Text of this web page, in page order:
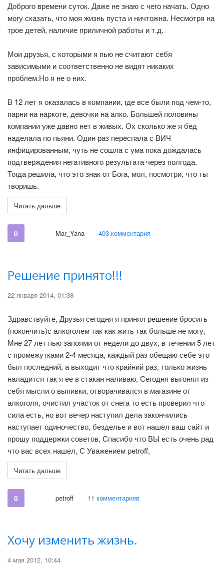
Доброго времени суток. Даже не знаю с чего начать. Одно
могу сказать, что моя жизнь пуста и ничтожна. Несмотря на
трое детей, наличие приличной работы и т.д.
Мои друзья, с которыми я пью не считают себя
зависимыми и соответственно не видят никаких
проблем.Но я не о них.
В 12 лет я оказалась в компании, где все были под чем-то,
парни на наркоте, девочки на алко. Большей половины
компании уже давно нет в живых. Ох сколько же я бед
наделала по пьяни. Один раз переспала с ВИЧ
инфицированным, чуть не сошла с ума пока дождалась
подтверждения негативного результата через полгода.
Тогда решила, что это знак от Бога, мол, посмотри, что ты
творишь.
Читать дальше
0 Mar_Yana 403 комментария
Решение принято!!!
22 января 2014, 01:38
Здравствуйте, Друзья сегодня я принял решение бросить
(покончить)с алкоголем так как жить так больше не могу,
Мне 27 лет пью запоями от недели до двух, в течении 5 лет
с промежутками 2-4 месяца, каждый раз обещаю себе это
был последний, а выходит что крайний раз, только жизнь
наладится так я ее в стакан наливаю, Сегодня выгонял из
себя мысли о выпивки, отворачивался в магазине от
алкоголя, очистил участок от снега то есть проверил что
сила есть, но вот вечер наступил дела закончились
наступает одиночество, безделье и вот нашел ваш сайт и
прошу поддержки советов, Спасибо что ВЫ есть очень рад
что вас всех нашел, С Уважением petroff,
Читать дальше
0 petroff 11 комментариев
Хочу изменить жизнь.
4 мая 2012, 10:44